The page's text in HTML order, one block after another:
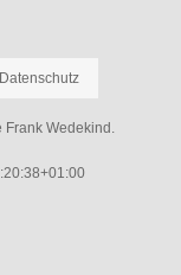
Datenschutz
Frank Wedekind.